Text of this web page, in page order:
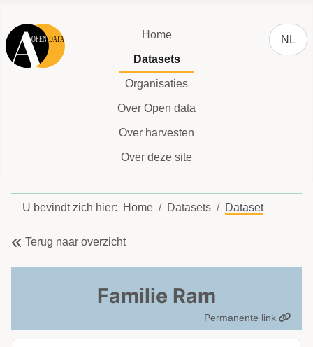
Home
Datasets
Organisaties
Over Open data
Over harvesten
Over deze site
NL
U bevindt zich hier: Home Datasets Dataset
Terug naar overzicht
Familie Ram
Permanente link